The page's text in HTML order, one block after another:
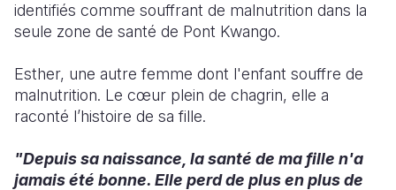
identifiés comme souffrant de malnutrition dans la
seule zone de santé de Pont Kwango.
Esther, une autre femme dont l'enfant souffre de
malnutrition. Le cœur plein de chagrin, elle a
raconté l’histoire de sa fille.
"Depuis sa naissance, la santé de ma fille n'a
jamais été bonne. Elle perd de plus en plus de